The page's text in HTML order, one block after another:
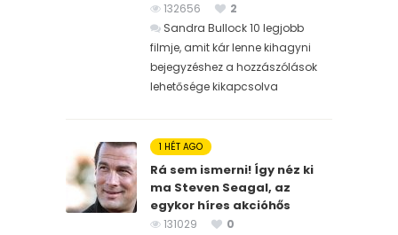
132656
2
Sandra Bullock 10 legjobb
filmje, amit kár lenne kihagyni
bejegyzéshez a hozzászólások
lehetősége kikapcsolva
1 HÉT AGO
Rá sem ismerni! Így néz ki
ma Steven Seagal, az
egykor híres akcióhős
131029
0